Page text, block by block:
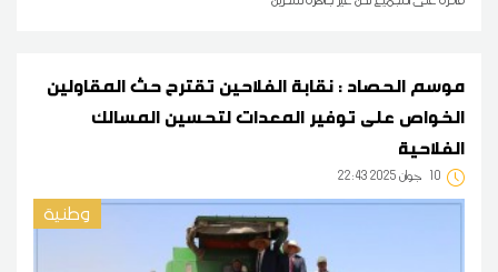
موسم الحصاد : نقابة الفلاحين تقترح حث المقاولين
الخواص على توفير المعدات لتحسين المسالك
الفلاحية
10 22:43 2025 جوان
وطنية